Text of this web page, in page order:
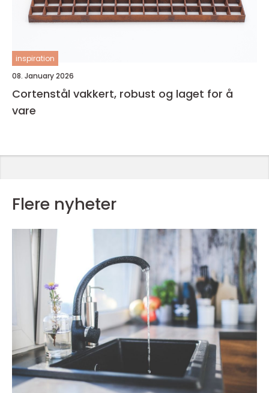
inspiration
08. January 2026
Cortenstål vakkert, robust og laget for å
vare
Flere nyheter